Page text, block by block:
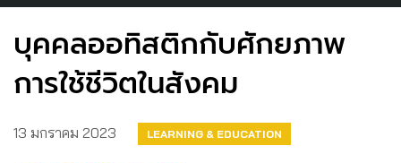
บุคคลออทิสติกกับศักยภาพ
การใช้ชีวิตในสังคม
13 มกราคม 2023 LEARNING & EDUCATION